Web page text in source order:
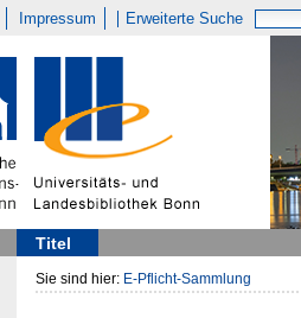
Impressum Erweiterte Suche
Titel
Sie sind hier: E-Pflicht-Sammlung